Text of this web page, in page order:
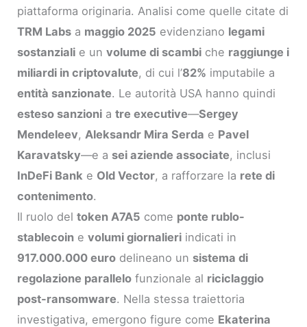
piattaforma originaria. Analisi come quelle citate di
TRM Labs a maggio 2025 evidenziano legami
sostanziali e unvolume di scambi che raggiunge i
miliardi in criptovalute, di cui l’82% imputabile a
entità sanzionate. Le autorità USA hanno quindi
esteso sanzioni atre executive—Sergey
Mendeleev, Aleksandr Mira Serda e Pavel
Karavatsky—e a sei aziende associate, inclusi
InDeFi Bank e Old Vector, a rafforzare la rete di
contenimento.
Il ruolo deltoken A7A5 come ponte rublo-
stablecoin evolumi giornalieri indicati in
917.000.000 euro delineano un sistema di
regolazione parallelo funzionale al riciclaggio
post-ransomware. Nella stessa traiettoria
investigativa, emergono figure come Ekaterina